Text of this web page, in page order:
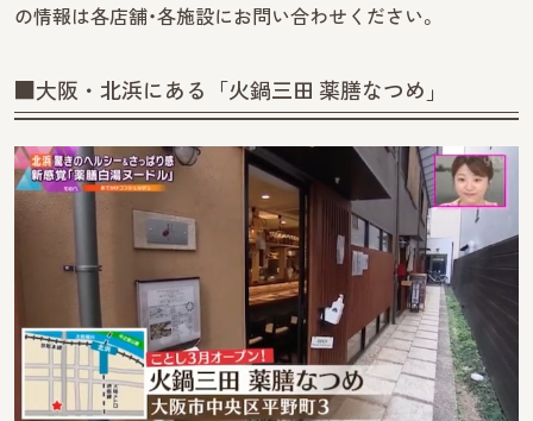
の情報は各店舗・各施設にお問い合わせください。
■大阪・北浜にある「火鍋三田 薬膳なつめ」